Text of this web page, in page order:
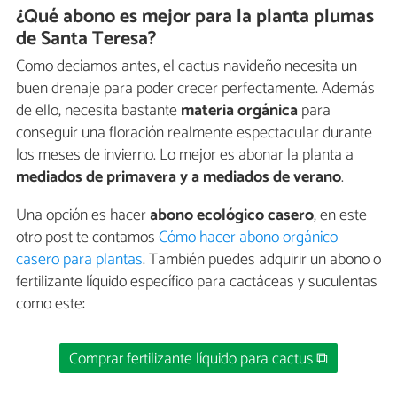
¿Qué abono es mejor para la planta plumas
de Santa Teresa?
Como decíamos antes, el cactus navideño necesita un
buen drenaje para poder crecer perfectamente. Además
de ello, necesita bastantemateria orgánicapara
conseguir una floración realmente espectacular durante
los meses de invierno. Lo mejor es abonar la planta a
mediados de primavera y a mediados de verano.
Una opción es hacerabono ecológico casero, en este
otro post te contamosCómo hacer abono orgánico
casero para plantas. También puedes adquirir un abono o
fertilizante líquido específico para cactáceas y suculentas
como este:
Comprar fertilizante líquido para cactus ⧉